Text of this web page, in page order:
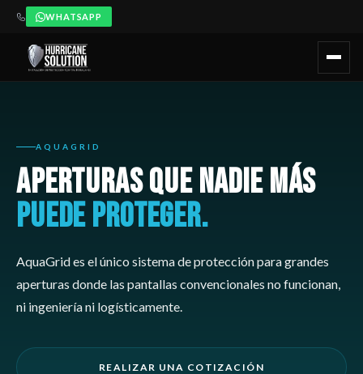
WHATSAPP
AQUAGRID
APERTURAS QUE NADIE MÁS
PUEDE PROTEGER.
AquaGrid es el único sistema de protección para grandes
aperturas donde las pantallas convencionales no funcionan,
ni ingeniería ni logísticamente.
REALIZAR UNA COTIZACIÓN